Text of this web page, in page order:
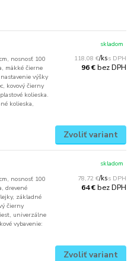
nosnosť 100
mäkké čierne
výšky
kovový čierny
kolieska.
kolieska,
118,08 €/ks
96 €bez DPH
skladom
Zvoliť variant
nosnosť 100
drevené
základné
čierny
univerzálne
vybavenie:
78,72 €/ks
64 €bez DPH
skladom
Zvoliť variant